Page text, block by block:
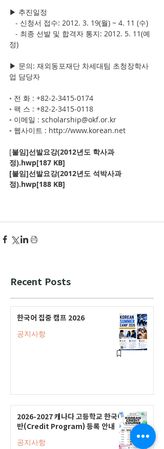
▶ 추진일정
   - 신청서 접수: 2012. 3. 19(월) ~ 4. 11 (수)
정)
▶ 문의: 재외동포재단 차세대팀 초청장학사
업 담당자
◦ 전 화 : +82-2-3415-0174
◦ 팩 스 : +82-2-3415-0118
◦ 이메일 : scholarship@okf.or.kr
◦ 웹사이트 : http://www.korean.net
[붙임]선발요강(2012년도 학사과
정).hwp[187 KB]
[붙임]선발요강(2012년도 석박사과
정).hwp[188 KB]
Recent Posts
한국어 집중 캠프 2026
공지사항
2026-2027 캐나다 고등학교 한국어
반(Credit Program) 등록 안내
공지사항